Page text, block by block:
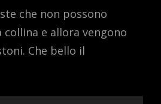
che non possono
collina e allora vengono
Che bello il